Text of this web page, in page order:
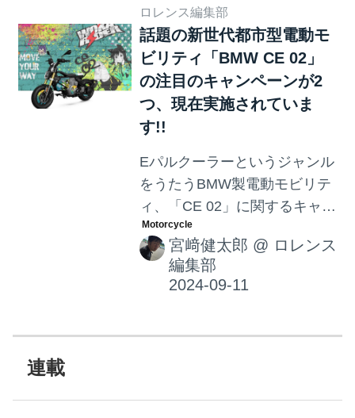
ロレンス編集部
話題の新世代都市型電動モ
ビリティ「BMW CE 02」
の注目のキャンペーンが2
つ、現在実施されていま
す!!
Eパルクーラーというジャンル
をうたうBMW製電動モビリテ
ィ、「CE 02」に関するキャン
ペーン2つが、今秋実施されて
います。いずれも電動2輪およ
びCE 02に関心がある人には、
要チェックな内容になってい
宮﨑健太郎 @ ロレンス
編集部
連載